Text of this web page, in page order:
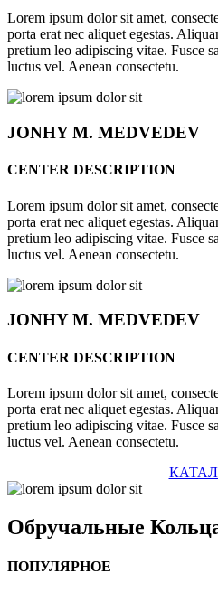
Lorem ipsum dolor sit amet,
porta erat nec aliquet egestas.
pretium leo adipiscing vitae. Fusce
luctus vel. Aenean consectetu.
JONHYM. MEDVEDEV
CENTER DESCRIPTION
Lorem ipsum dolor sit amet,
porta erat nec aliquet egestas.
pretium leo adipiscing vitae. Fusce
luctus vel. Aenean consectetu.
JONHYM. MEDVEDEV
CENTER DESCRIPTION
Lorem ipsum dolor sit amet,
porta erat nec aliquet egestas.
pretium leo adipiscing vitae. Fusce
luctus vel. Aenean consectetu.
Обручальные
ПОПУЛЯРНОЕ